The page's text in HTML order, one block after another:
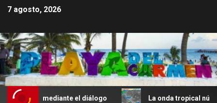
7 agosto, 2026
mediante el diálogo La onda tropical número 25